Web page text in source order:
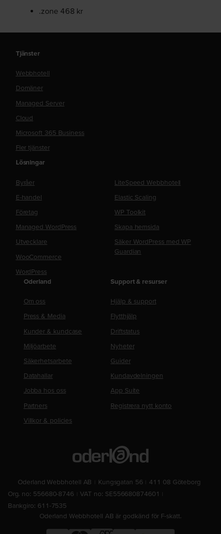
.zone 468 kr
Tjänster
Webbhotell
Domäner
Managed Server
Cloud
Microsoft 365 Business
Fler tjänster
Lösningar
Byråer
E-handel
Företag
Managed WordPress
Utvecklare
WooCommerce
WordPress
LiteSpeed Webbhotell
Elastic Scaling
WP Toolkit
Skapa hemsida
Säker WordPress med WP
Guardian
Oderland
Om oss
Press & Media
Kunder & kundcase
Miljöarbete
Säkerhetsarbete
Datahallar
Jobba hos oss
Partners
Villkor & policies
Support & resurser
Hjälp & support
Flytthjälp
Driftstatus
Nyheter
Guider
Kundavdelningen
App Suite
Registrera nytt konto
Oderland Webbhotell AB Kungsgatan 56
411 08 Göteborg
Org. no: 556680-8746
VAT no: SE556680874601
Bankgiro: 611-7535
Oderland Webbhotell AB är godkänd för F-skatt.